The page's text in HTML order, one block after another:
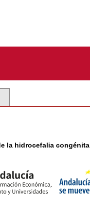
la hidrocefalia congénita